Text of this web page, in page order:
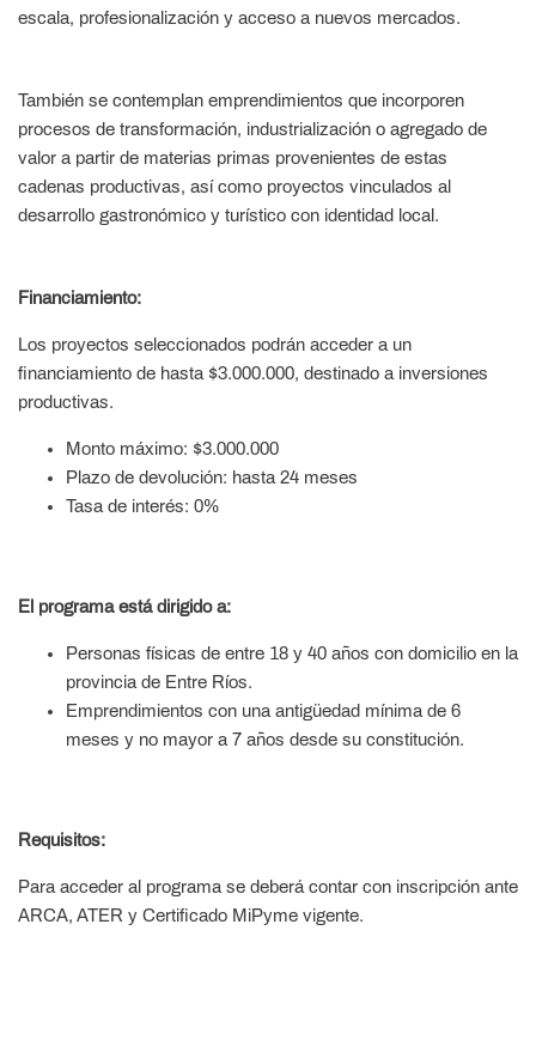
escala, profesionalización y acceso a nuevos mercados.
También se contemplan emprendimientos que incorporen
procesos de transformación, industrialización o agregado de
valor a partir de materias primas provenientes de estas
cadenas productivas, así como proyectos vinculados al
desarrollo gastronómico y turístico con identidad local.
Financiamiento:
Los proyectos seleccionados podrán acceder a un
financiamiento de hasta $3.000.000, destinado a inversiones
productivas.
Monto máximo: $3.000.000
Plazo de devolución: hasta 24 meses
Tasa de interés: 0%
El programa está dirigido a:
Personas físicas de entre 18 y 40 años con domicilio en la
provincia de Entre Ríos.
Emprendimientos con una antigüedad mínima de 6
meses y no mayor a 7 años desde su constitución.
Requisitos:
Para acceder al programa se deberá contar con inscripción ante
ARCA, ATER y Certificado MiPyme vigente.